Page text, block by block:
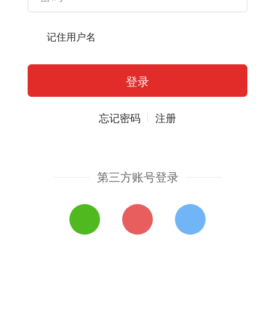
记住用户名
忘记密码 注册
第三方账号登录